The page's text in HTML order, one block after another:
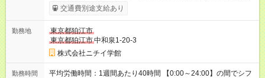
です。 【試用期間】試用期間あり 試用期間の長さ：3ヶ月 雇用
形態、給与は本採用時と同じです。
交通費別途支給あり
勤務地
東京都狛江市
東京都狛江市中和泉1-20-3
株式会社ニチイ学館
勤務時間
平均労働時間：1週間あたり40時間 【0:00～24:00】の間でシフ